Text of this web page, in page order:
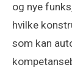
og nye
hvilke
som kan